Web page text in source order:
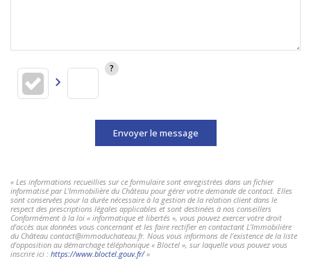
Envoyer le message
« Les informations recueillies sur ce formulaire sont enregistrées dans un fichier
informatisé par L'Immobilière du Château pour gérer votre demande de contact. Elles
sont conservées pour la durée nécessaire à la gestion de la relation client dans le
respect des prescriptions légales applicables et sont destinées à nos conseillers
Conformément à la loi « informatique et libertés », vous pouvez exercer votre droit
d'accès aux données vous concernant et les faire rectifier en contactant L'Immobilière
du Château contact@immoduchateau.fr. Nous vous informons de l'existence de la liste
d'opposition au démarchage téléphonique « Bloctel », sur laquelle vous pouvez vous
inscrire ici : https://www.bloctel.gouv.fr/»